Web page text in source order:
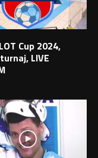
Cup 2024,
LIVE